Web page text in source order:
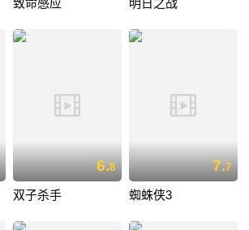
致命感应 明日之战
6.8
双子杀手
7.7
蜘蛛侠3